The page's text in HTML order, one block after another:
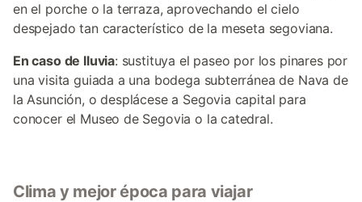
en el porche o la terraza, aprovechando el cielo
despejado tan característico de la meseta segoviana.
En caso de lluvia: sustituya el paseo por los pinares por
una visita guiada a una bodega subterránea de Nava de
la Asunción, o desplácese a Segovia capital para
conocer el Museo de Segovia o la catedral.
Clima y mejor época para viajar